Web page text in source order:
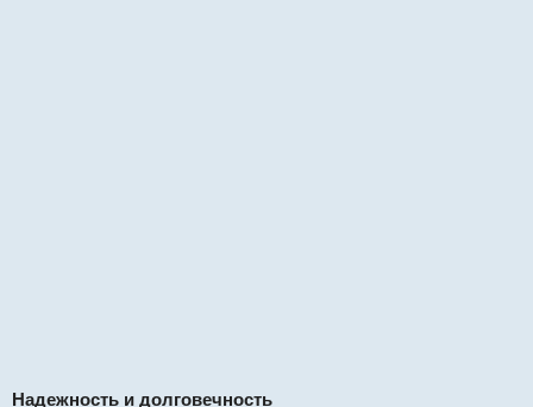
Надежность и долговечность